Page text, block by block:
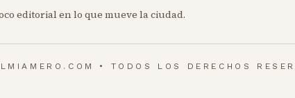
editorial en lo que mueve la ciudad.
• TODOS LOS DERECHOS